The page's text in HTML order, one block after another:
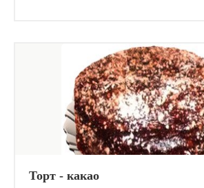
Торт - какао